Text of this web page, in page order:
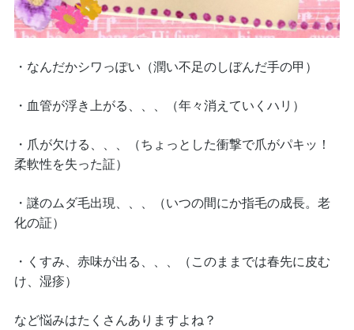
・なんだかシワっぽい（潤い不足のしぼんだ手の甲）
・血管が浮き上がる、、、（年々消えていくハリ）
・爪が欠ける、、、（ちょっとした衝撃で爪がパキッ！
柔軟性を失った証）
・謎のムダ毛出現、、、（いつの間にか指毛の成長。老
化の証）
・くすみ、赤味が出る、、、（このままでは春先に皮む
け、湿疹）
など悩みはたくさんありますよね？